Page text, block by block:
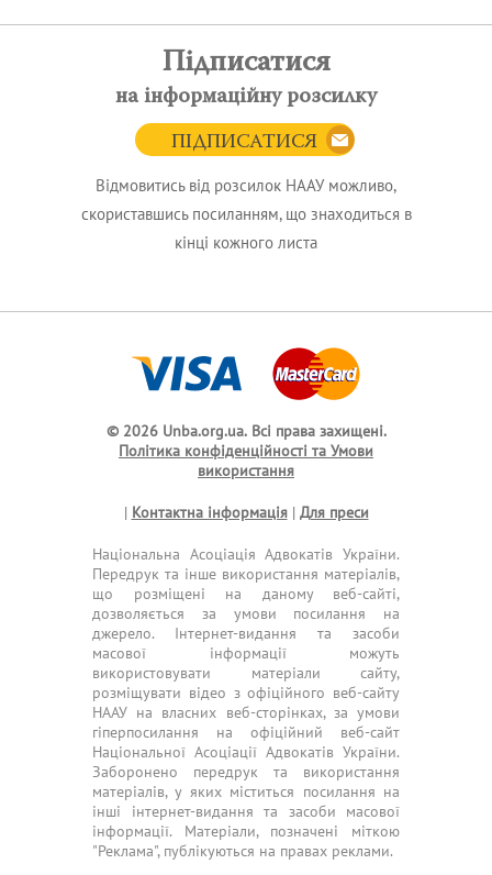
Підписатися
на інформаційну розсилку
ПІДПИСАТИСЯ
Відмовитись від розсилок НААУ можливо,
скориставшись посиланням, що знаходиться в
кінці кожного листа
© 2026 Unba.org.ua. Всі права захищені.
Політика конфіденційності та Умови
використання
| Контактна інформація| Для преси
Національна Асоціація Адвокатів України.
Передрук та інше використання матеріалів,
що розміщені на даному веб-сайті,
дозволяється за умови посилання на
джерело. Інтернет-видання та засоби
масової інформації можуть
використовувати матеріали сайту,
розміщувати відео з офіційного веб-сайту
НААУ на власних веб-сторінках, за умови
гіперпосилання на офіційний веб-сайт
Національної Асоціації Адвокатів України.
Заборонено передрук та використання
матеріалів, у яких міститься посилання на
інші інтернет-видання та засоби масової
інформації. Матеріали, позначені міткою
"Реклама", публікуються на правах реклами.